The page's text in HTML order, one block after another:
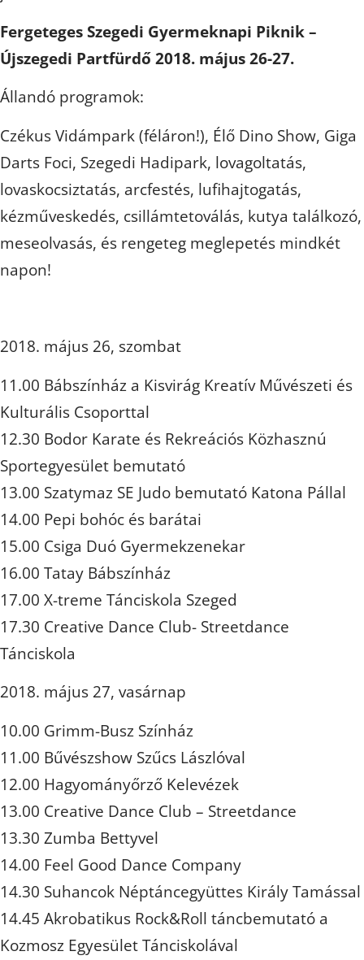
Fergeteges Szegedi Gyermeknapi Piknik –
Újszegedi Partfürdő 2018. május 26-27.
Állandó programok:
Czékus Vidámpark (féláron!), Élő Dino Show, Giga
Darts Foci, Szegedi Hadipark, lovagoltatás,
lovaskocsiztatás, arcfestés, lufihajtogatás,
kézműveskedés, csillámtetoválás, kutya találkozó,
meseolvasás, és rengeteg meglepetés mindkét
napon!
2018. május 26, szombat
11.00 Bábszínház a Kisvirág Kreatív Művészeti és
Kulturális Csoporttal
12.30 Bodor Karate és Rekreációs Közhasznú
Sportegyesület bemutató
13.00 Szatymaz SE Judo bemutató Katona Pállal
14.00 Pepi bohóc és barátai
15.00 Csiga Duó Gyermekzenekar
16.00 Tatay Bábszínház
17.00 X-treme Tánciskola Szeged
17.30 Creative Dance Club- Streetdance
Tánciskola
2018. május 27, vasárnap
10.00 Grimm-Busz Színház
11.00 Bűvészshow Szűcs Lászlóval
12.00 Hagyományőrző Kelevézek
13.00 Creative Dance Club – Streetdance
13.30 Zumba Bettyvel
14.00 Feel Good Dance Company
14.30 Suhancok Néptáncegyüttes Király Tamással
14.45 Akrobatikus Rock&Roll táncbemutató a
Kozmosz Egyesület Tánciskolával